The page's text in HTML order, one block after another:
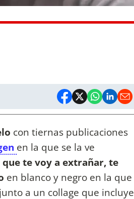
con tiernas publicaciones
en la que se la ve
que te voy a extrañar, te
en blanco y negro en la que
a un collage que incluye